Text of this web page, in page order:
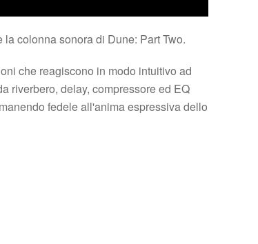
colonna sonora di Dune: Part Two.
che reagiscono in modo intuitivo ad
riverbero, delay, compressore ed EQ
fedele all'anima espressiva dello